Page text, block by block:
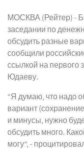
МОСКВА (Рейтер) -
заседании по
обсудить разные
сообщили
ссылкой на первого
Юдаеву.
“Я думаю, что надо
вариант
и минусы, нужно
обсудить много.
могу”, -